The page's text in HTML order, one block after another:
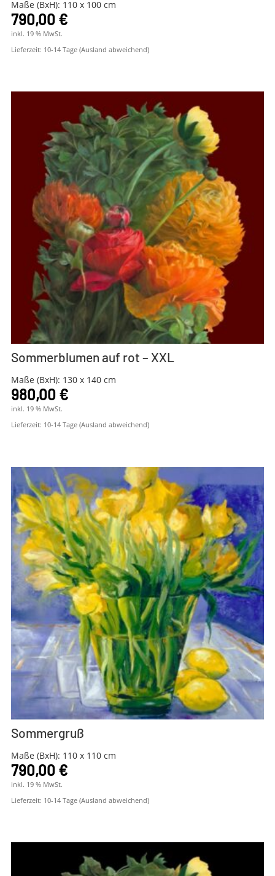
Maße (BxH): 110 x 100 cm
790,00 €
inkl. 19 % MwSt.
Lieferzeit: 10-14 Tage (Ausland abweichend)
Sommerblumen auf rot – XXL
Maße (BxH): 130 x 140 cm
980,00 €
inkl. 19 % MwSt.
Lieferzeit: 10-14 Tage (Ausland abweichend)
Sommergruß
Maße (BxH): 110 x 110 cm
790,00 €
inkl. 19 % MwSt.
Lieferzeit: 10-14 Tage (Ausland abweichend)